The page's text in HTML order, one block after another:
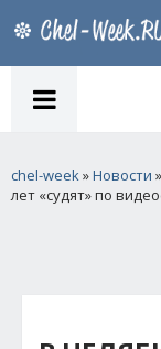
chel-week»Новости
лет «судят» по